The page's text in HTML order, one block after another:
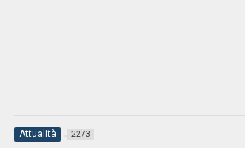
Attualità 2273